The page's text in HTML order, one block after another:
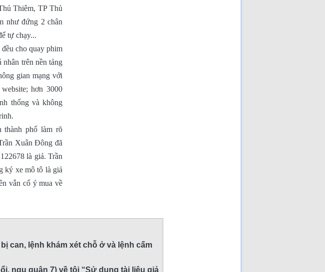
Thiêm, TP Thủ
như đứng 2 chân
tự chạy...
cho quay phim
nhân trên nền tảng
gian mạng với
hơn 3000
thống và không
thành phố làm rõ
Xuân Đông đã
là giả. Trần
ký xe mô tô là giả
vẫn cố ý mua về
can, lệnh khám xét chỗ ở và lệnh cấm
ngụ quận 7) về tội “Sử dụng tài liệu giả